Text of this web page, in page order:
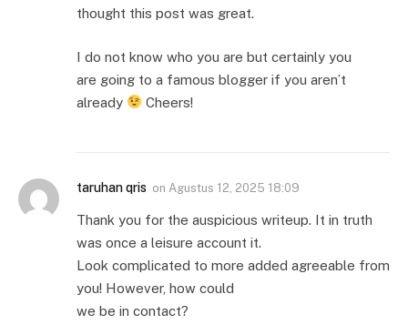
thought this post was great.
I do not know who you are but certainly you
are going to a famous blogger if you aren’t
already
Cheers!
taruhan qris on Agustus 12, 2025 18:09
Thank you for the auspicious writeup. It in truth
was once a leisure account it.
Look complicated to more added agreeable from
you! However, how could
we be in contact?